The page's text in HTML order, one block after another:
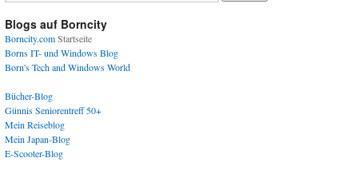
Blogs auf Borncity
Borncity.comStartseite
Borns IT- und Windows Blog
Born's Tech and Windows World
Bücher-Blog
Günnis Seniorentreff 50+
Mein Reiseblog
Mein Japan-Blog
E-Scooter-Blog